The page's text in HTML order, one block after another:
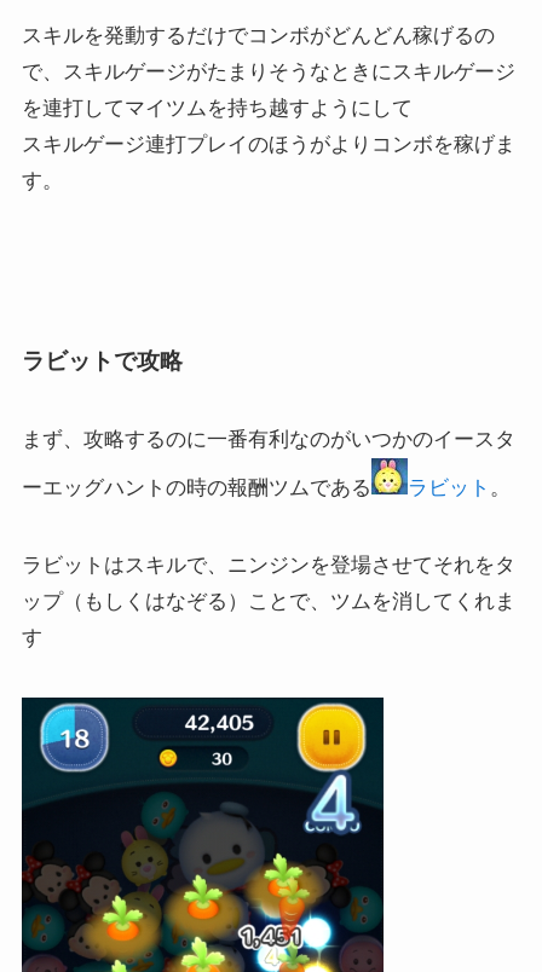
スキルを発動するだけでコンボがどんどん稼げるの
で、スキルゲージがたまりそうなときにスキルゲージ
を連打してマイツムを持ち越すようにして
スキルゲージ連打プレイのほうがよりコンボを稼げま
す。
ラビットで攻略
まず、攻略するのに一番有利なのがいつかのイースタ
ーエッグハントの時の報酬ツムである ラビット 。
ラビットはスキルで、ニンジンを登場させてそれをタ
ップ（もしくはなぞる）ことで、ツムを消してくれま
す